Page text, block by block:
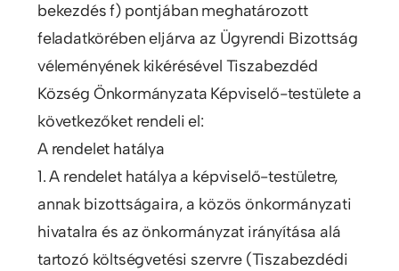
bekezdés f) pontjában meghatározott
feladatkörében eljárva az Ügyrendi Bizottság
véleményének kikérésével Tiszabezdéd
Község Önkormányzata Képviselő-testülete a
következőket rendeli el:
A rendelet hatálya
1. A rendelet hatálya a képviselő-testületre,
annak bizottságaira, a közös önkormányzati
hivatalra és az önkormányzat irányítása alá
tartozó költségvetési szervre (Tiszabezdédi